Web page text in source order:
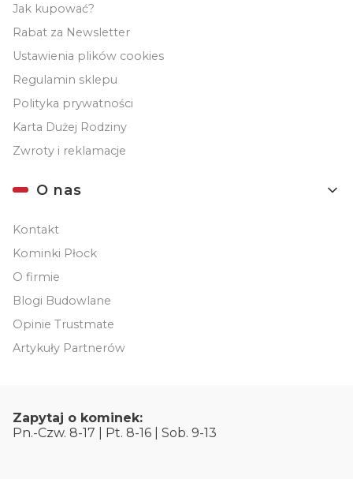
Jak kupować?
Rabat za Newsletter
Ustawienia plików cookies
Regulamin sklepu
Polityka prywatności
Karta Dużej Rodziny
Zwroty i reklamacje
O nas
Kontakt
Kominki Płock
O firmie
Blogi Budowlane
Opinie Trustmate
Artykuły Partnerów
Zapytaj o kominek:
Pn.-Czw. 8-17 | Pt. 8-16 | Sob. 9-13